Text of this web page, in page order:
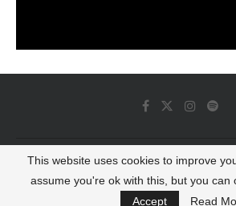
© 2022 - Luminous Dash All
BACK TO TOP
This website uses cookies to improve
assume you're ok with this, but you can
Accept
Read